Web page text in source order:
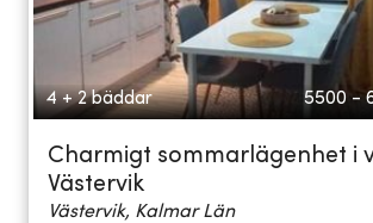
4 + 2 bäddar 5500 -
Charmigt sommarlägenhet i
Västervik
Västervik, Kalmar Län